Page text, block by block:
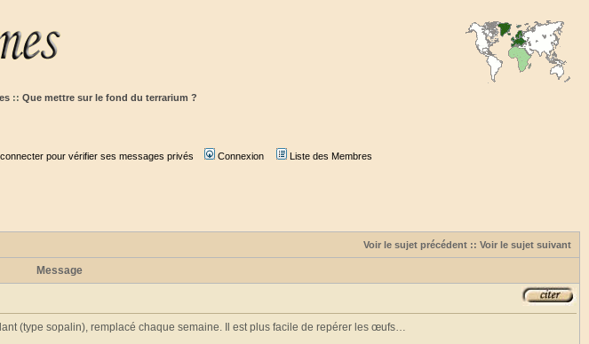
:: Que mettre sur le fond du terrarium ?
pour vérifier ses messages privés Connexion Liste des Membres
Voir le sujet précédent :: Voir le sujet suivant
Message
(type sopalin), remplacé chaque semaine. Il est plus facile de repérer les œufs…